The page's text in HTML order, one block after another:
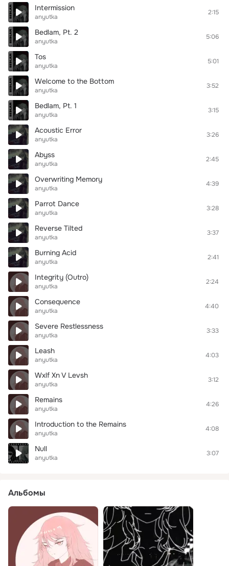
Intermission
anyutka
2:15
Bedlam, Pt. 2
anyutka
5:06
Tos
anyutka
5:01
Welcome to the Bottom
anyutka
3:52
Bedlam, Pt. 1
anyutka
3:15
Acoustic Error
anyutka
3:26
Abyss
anyutka
2:45
Overwriting Memory
anyutka
4:39
Parrot Dance
anyutka
3:28
Reverse Tilted
anyutka
3:37
Burning Acid
anyutka
2:41
Integrity (Outro)
anyutka
2:24
Consequence
anyutka
4:40
Severe Restlessness
anyutka
3:33
Leash
anyutka
4:03
Wxlf Xn V Levsh
anyutka
3:12
Remains
anyutka
4:26
Introduction to the Remains
anyutka
4:08
Null
anyutka
3:07
Альбомы